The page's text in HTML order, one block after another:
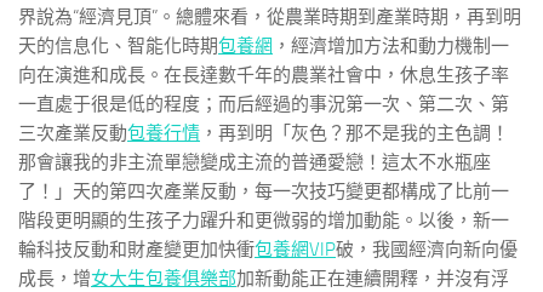
界說為“經濟見頂”。總體來看，從農業時期到產業時期，再到明
天的信息化、智能化時期包養網 ，經濟增加方法和動力機制一
向在演進和成長。在長達數千年的農業社會中，休息生孩子率
一直處于很是低的程度；而后經過的事況第一次、第二次、第
三次產業反動包養行情 ，再到明「灰色？那不是我的主色調！
那會讓我的非主流單戀變成主流的普通愛戀！這太不水瓶座
了！」天的第四次產業反動，每一次技巧變更都構成了比前一
階段更明顯的生孩子力躍升和更微弱的增加動能。以後，新一
輪科技反動和財產變更加快衝包養網VIP破，我國經濟向新向優
成長，增女大生包養俱樂部加新動能正在連續開釋，并沒有浮